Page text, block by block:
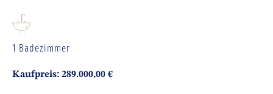
1 Badezimmer
Kaufpreis: 289.000,00 €